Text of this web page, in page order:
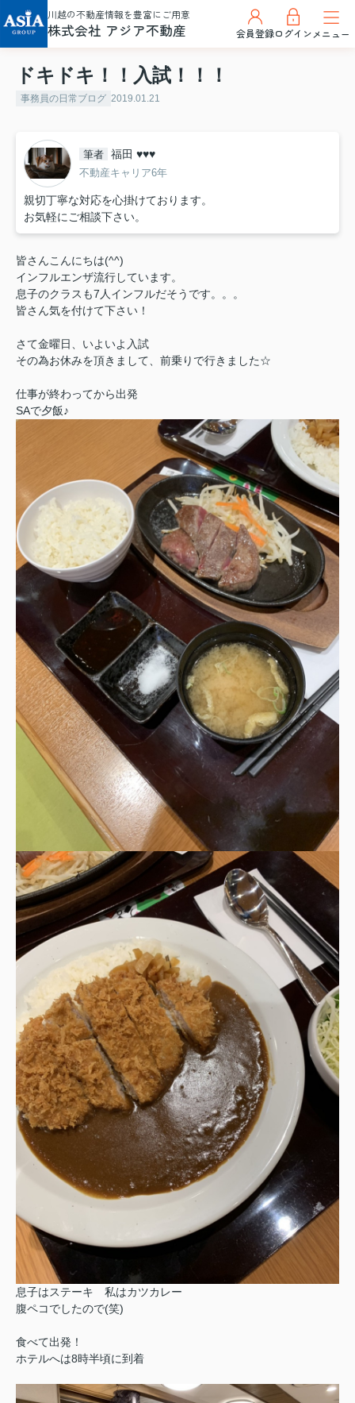
川越の不動産情報を豊富にご用意
株式会社 アジア不動産 会員登録ログインメニュー
ドキドキ！！入試！！！
事務員の日常ブログ 2019.01.21
筆者 福田 ♥♥♥
不動産キャリア6年
親切丁寧な対応を心掛けております。
お気軽にご相談下さい。
皆さんこんにちは(^^)
インフルエンザ流行しています。
息子のクラスも7人インフルだそうです。。。
皆さん気を付けて下さい！
さて金曜日、いよいよ入試
その為お休みを頂きまして、前乗りで行きました☆
仕事が終わってから出発
SAで夕飯♪
息子はステーキ 私はカツカレー
腹ペコでしたので(笑)
食べて出発！
ホテルへは8時半頃に到着